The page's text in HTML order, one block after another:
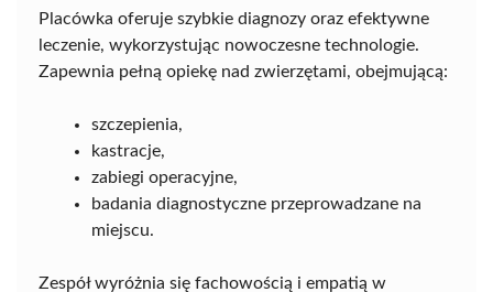
Placówka oferuje szybkie diagnozy oraz efektywne
leczenie, wykorzystując nowoczesne technologie.
Zapewnia pełną opiekę nad zwierzętami, obejmującą:
szczepienia,
kastracje,
zabiegi operacyjne,
badania diagnostyczne przeprowadzane na
miejscu.
Zespół wyróżnia się fachowością i empatią w